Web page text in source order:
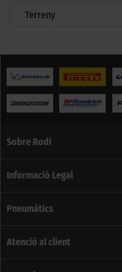
Terreny
Sobre Rodi
Informació Legal
Pneumàtics
Atenció al client